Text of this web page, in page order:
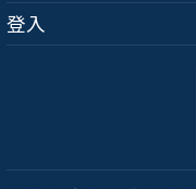
登入